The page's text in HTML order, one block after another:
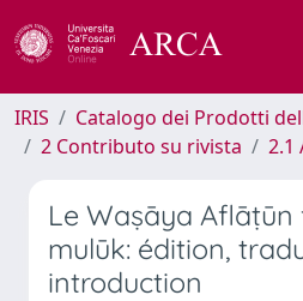
IRIS
Catalogo dei Prodotti
2 Contributo su rivista
2.1
Le Waṣāya
mulūk: édition,
introduction